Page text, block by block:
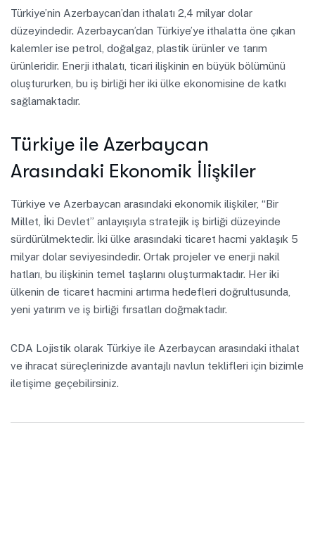
Türkiye’nin Azerbaycan’dan ithalatı 2,4 milyar dolar
düzeyindedir. Azerbaycan’dan Türkiye’ye ithalatta öne çıkan
kalemler ise petrol, doğalgaz, plastik ürünler ve tarım
ürünleridir. Enerji ithalatı, ticari ilişkinin en büyük bölümünü
oluştururken, bu iş birliği her iki ülke ekonomisine de katkı
sağlamaktadır.
Türkiye ile Azerbaycan
Arasındaki Ekonomik İlişkiler
Türkiye ve Azerbaycan arasındaki ekonomik ilişkiler, “Bir
Millet, İki Devlet” anlayışıyla stratejik iş birliği düzeyinde
sürdürülmektedir. İki ülke arasındaki ticaret hacmi yaklaşık 5
milyar dolar seviyesindedir. Ortak projeler ve enerji nakil
hatları, bu ilişkinin temel taşlarını oluşturmaktadır. Her iki
ülkenin de ticaret hacmini artırma hedefleri doğrultusunda,
yeni yatırım ve iş birliği fırsatları doğmaktadır.
CDA Lojistik olarak Türkiye ile Azerbaycan arasındaki ithalat
ve ihracat süreçlerinizde avantajlı navlun teklifleri için bizimle
iletişime geçebilirsiniz.